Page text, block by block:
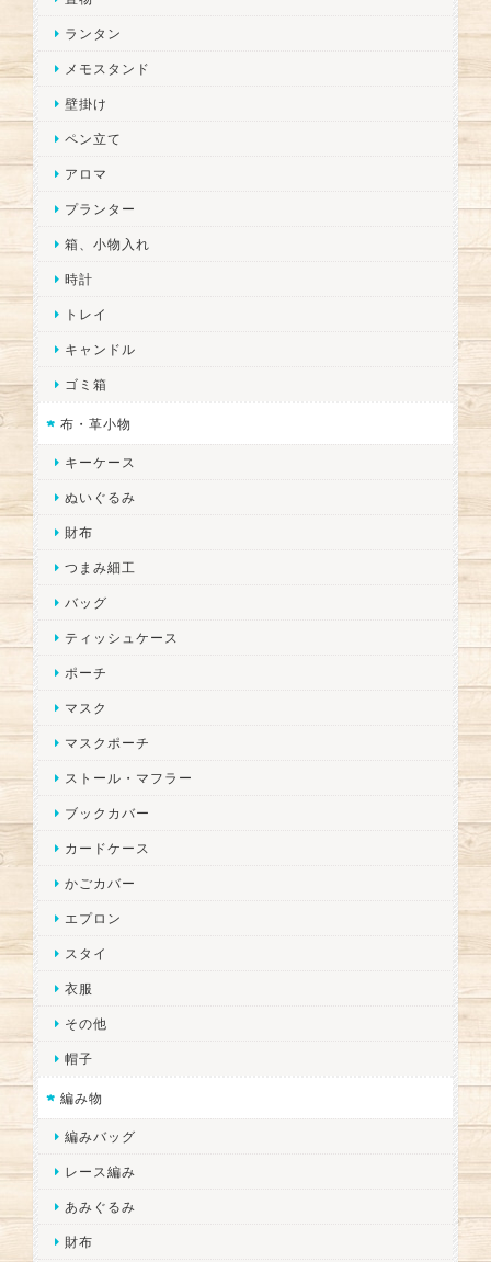
ランタン
メモスタンド
壁掛け
ペン立て
アロマ
プランター
箱、小物入れ
時計
トレイ
キャンドル
ゴミ箱
布・革小物
キーケース
ぬいぐるみ
財布
つまみ細工
バッグ
ティッシュケース
ポーチ
マスク
マスクポーチ
ストール・マフラー
ブックカバー
カードケース
かごカバー
エプロン
スタイ
衣服
その他
帽子
編み物
編みバッグ
レース編み
あみぐるみ
財布